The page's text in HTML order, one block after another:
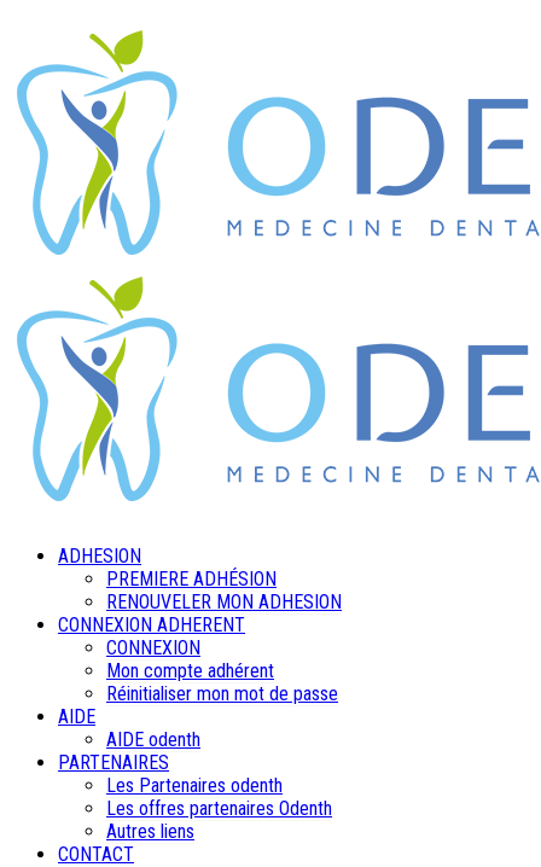
ADHESION
PREMIERE ADHÉSION
RENOUVELER MON ADHESION
CONNEXION ADHERENT
CONNEXION
Mon compte adhérent
Réinitialiser mon mot de passe
AIDE
AIDE odenth
PARTENAIRES
Les Partenaires odenth
Les offres partenaires Odenth
Autres liens
CONTACT